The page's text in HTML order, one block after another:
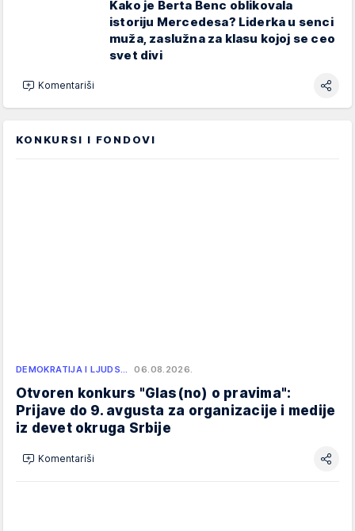
Kako je Berta Benc oblikovala
istoriju Mercedesa? Liderka u senci
muža, zaslužna za klasu kojoj se ceo
svet divi
Komentariši
KONKURSI I FONDOVI
DEMOKRATIJA I LJUDS… 06.08.2026.
Otvoren konkurs "Glas(no) o pravima":
Prijave do 9. avgusta za organizacije i medije
iz devet okruga Srbije
Komentariši